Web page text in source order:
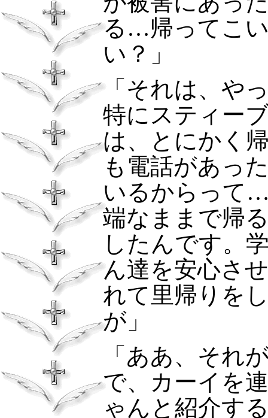
る…帰ってこ
い？」
「それは、や
特にスティー
は、とにかく
も電話があっ
いるからって
端なままで帰
したんです。
ん達を安心さ
れて里帰りを
が」
「ああ、それ
で、カーイを
ゃんと紹介す